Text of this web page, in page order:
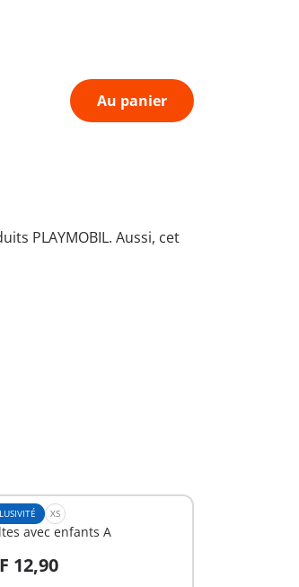
Au panier
PLAYMOBIL. Aussi, cet
XS
avec enfants A
12,90
panier